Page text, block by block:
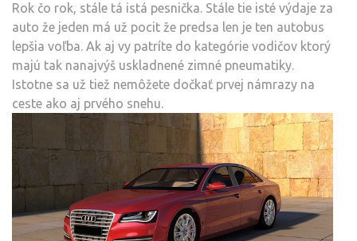
Rok čo rok, stále tá istá pesnička. Stále tie isté výdaje za
auto že jeden má už pocit že predsa len je ten autobus
lepšia voľba. Ak aj vy patríte do kategórie vodičov ktorý
majú tak nanajvýš uskladnené zimné pneumatiky.
Istotne sa už tiež nemôžete dočkať prvej námrazy na
ceste ako aj prvého snehu.